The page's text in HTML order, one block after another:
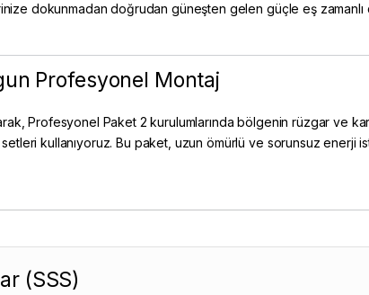
dokunmadan doğrudan güneşten gelen güçle eş zamanlı
Profesyonel Montaj
Profesyonel Paket 2 kurulumlarında bölgenin rüzgar ve kar
kullanıyoruz. Bu paket, uzun ömürlü ve sorunsuz enerji
(SSS)